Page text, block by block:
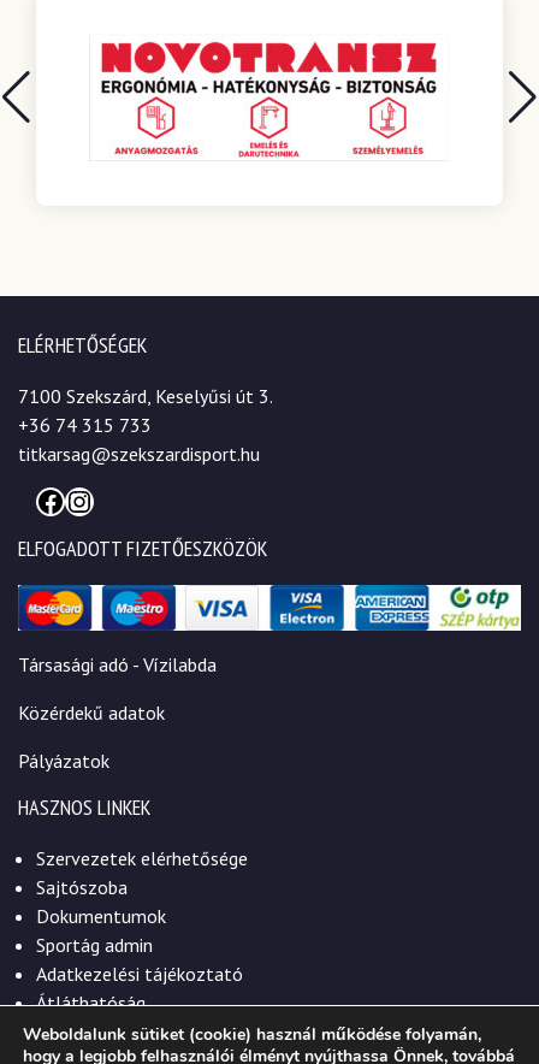
ELÉRHETŐSÉGEK
7100 Szekszárd, Keselyűsi út 3.
+36 74 315 733
titkarsag@szekszardisport.hu
Facebook
Instagram
ELFOGADOTT FIZETŐESZKÖZÖK
Társasági adó - Vízilabda
Közérdekű adatok
Pályázatok
HASZNOS LINKEK
Szervezetek elérhetősége
Sajtószoba
Dokumentumok
Sportág admin
Adatkezelési tájékoztató
Átláthatóság
Weboldalunk sütiket (cookie) használ működése folyamán,
hogy a legjobb felhasználói élményt nyújthassa Önnek, továbbá